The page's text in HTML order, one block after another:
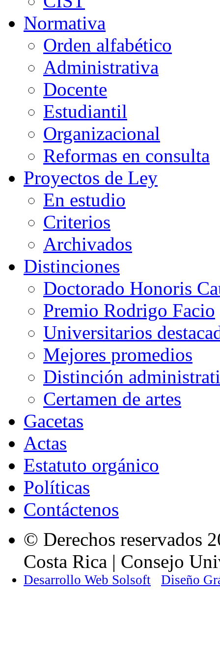
Normativa
Orden alfabético
Administrativa
Docente
Estudiantil
Organizacional
Reformas en consulta
Proyectos de Ley
En estudio
Criterios
Archivados
Distinciones
Doctorado Honoris
Premio Rodrigo Facio
Universitarios
Mejores promedios
Distinción
Certamen de artes
Gacetas
Actas
Estatuto orgánico
Políticas
Contáctenos
© Derechos reservados
Costa Rica | Consejo
Desarrollo Web Solsoft Diseño